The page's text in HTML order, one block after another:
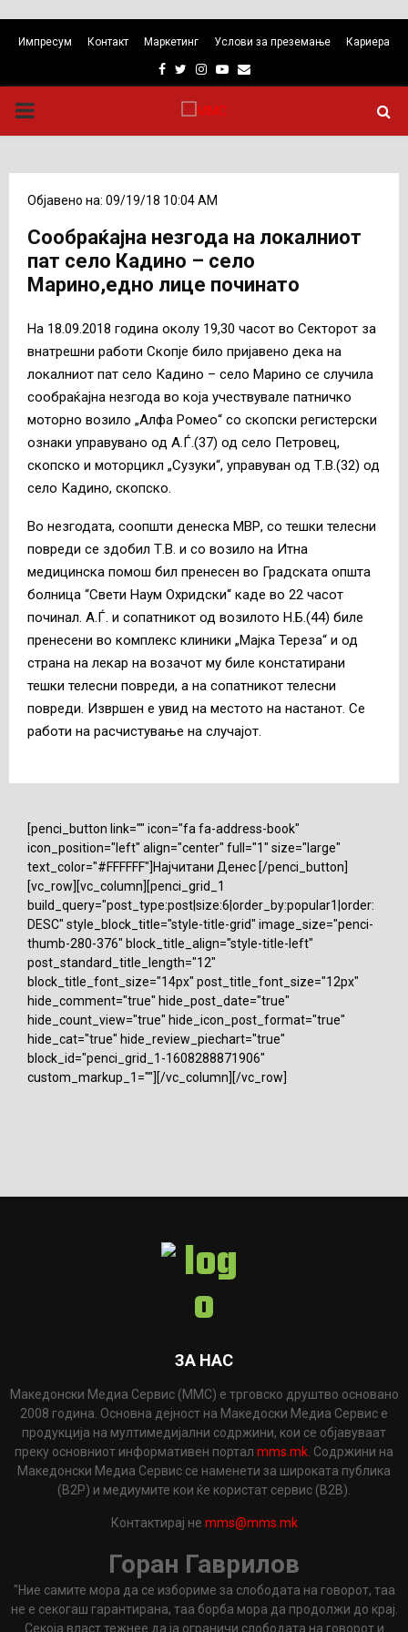
Импресум Контакт Маркетинг Услови за преземање Кариера
Facebook
TwitterInstagram
Youtube
Email
PRIMARY
Објавено на: 09/19/18 10:04 AM
Сообраќајна незгода на локалниот
пат село Кадино – село
Марино,едно лице починато
На 18.09.2018 година околу 19,30 часот во Секторот за
внатрешни работи Скопје било пријавено дека на
локалниот пат село Кадино – село Марино се случила
сообраќајна незгода во која учествувале патничко
моторно возило „Алфа Ромео“ со скопски регистерски
ознаки управувано од А.Ѓ.(37) од село Петровец,
скопско и моторцикл „Сузуки“, управуван од Т.В.(32) од
село Кадино, скопско.
Во незгодата, соопшти денеска МВР, со тешки телесни
повреди се здобил Т.В. и со возило на Итна
медицинска помош бил пренесен во Градската општа
болница “Свети Наум Охридски“ каде во 22 часот
починал. А.Ѓ. и сопатникот од возилото Н.Б.(44) биле
пренесени во комплекс клиники „Мајка Тереза“ и од
страна на лекар на возачот му биле констатирани
тешки телесни повреди, а на сопатникот телесни
повреди. Извршен е увид на местото на настанот. Се
работи на расчистување на случајот.
[penci_button link="" icon="fa fa-address-book"
icon_position="left" align="center" full="1" size="large"
text_color="#FFFFFF"]Најчитани Денес [/penci_button]
[vc_row][vc_column][penci_grid_1
build_query="post_type:post|size:6|order_by:popular1|order:
DESC" style_block_title="style-title-grid" image_size="penci-
thumb-280-376" block_title_align="style-title-left"
post_standard_title_length="12"
block_title_font_size="14px" post_title_font_size="12px"
hide_comment="true" hide_post_date="true"
hide_count_view="true" hide_icon_post_format="true"
hide_cat="true" hide_review_piechart="true"
block_id="penci_grid_1-1608288871906"
custom_markup_1=""][/vc_column][/vc_row]
ЗА НАС
Македонски Медиа Сервис (ММС) е трговско друштво основано
2008 година. Основна дејност на Македоски Медиа Сервис е
продукција на мултимедијални содржини, кои се објавуваат
преку основниот информативен портал mms.mk . Содржини на
Македонски Медиа Сервис се наменети за широката публика
(B2P) и медиумите кои ќе користат сервис (B2B).
Контактирај не mms@mms.mk
Горан Гаврилов
"Ние самите мора да се избориме за слободата на говорот, таа
не е секогаш гарантирана, таа борба мора да продолжи до крај.
Секоја власт тежнее да ја ограничи слободата на говорот и